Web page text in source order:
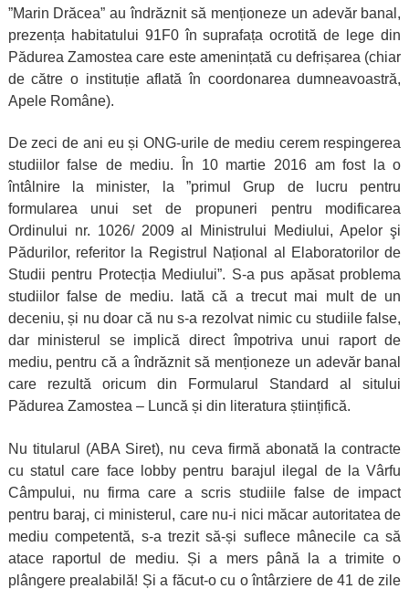
”Marin Drăcea” au îndrăznit să menționeze un adevăr banal,
prezența habitatului 91F0 în suprafața ocrotită de lege din
Pădurea Zamostea care este amenințată cu defrișarea (chiar
de către o instituție aflată în coordonarea dumneavoastră,
Apele Române).
De zeci de ani eu și ONG-urile de mediu cerem respingerea
studiilor false de mediu. În 10 martie 2016 am fost la o
întâlnire la minister, la ”primul Grup de lucru pentru
formularea unui set de propuneri pentru modificarea
Ordinului nr. 1026/ 2009 al Ministrului Mediului, Apelor şi
Pădurilor, referitor la Registrul Național al Elaboratorilor de
Studii pentru Protecția Mediului”. S-a pus apăsat problema
studiilor false de mediu. Iată că a trecut mai mult de un
deceniu, și nu doar că nu s-a rezolvat nimic cu studiile false,
dar ministerul se implică direct împotriva unui raport de
mediu, pentru că a îndrăznit să menționeze un adevăr banal
care rezultă oricum din Formularul Standard al sitului
Pădurea Zamostea – Luncă și din literatura științifică.
Nu titularul (ABA Siret), nu ceva firmă abonată la contracte
cu statul care face lobby pentru barajul ilegal de la Vârfu
Câmpului, nu firma care a scris studiile false de impact
pentru baraj, ci ministerul, care nu-i nici măcar autoritatea de
mediu competentă, s-a trezit să-și suflece mânecile ca să
atace raportul de mediu. Și a mers până la a trimite o
plângere prealabilă! Și a făcut-o cu o întârziere de 41 de zile